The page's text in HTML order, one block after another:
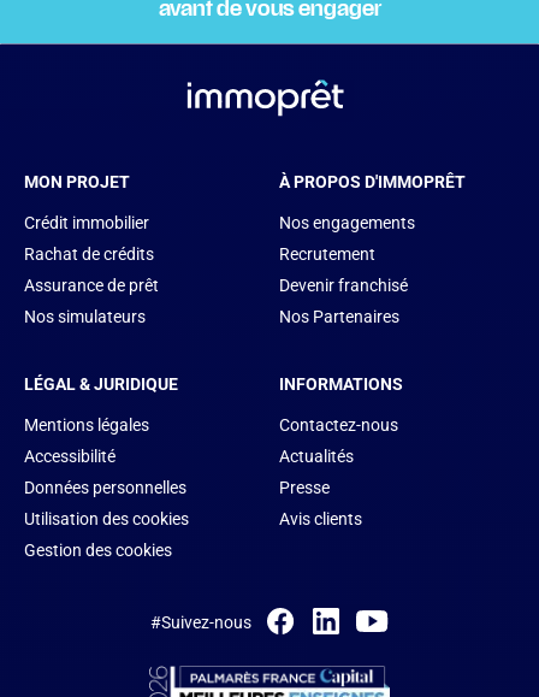
avant de vous engager
MON PROJET
Crédit immobilier
Rachat de crédits
Assurance de prêt
Nos simulateurs
À PROPOS D'IMMOPRÊT
Nos engagements
Recrutement
Devenir franchisé
Nos Partenaires
LÉGAL & JURIDIQUE
Mentions légales
Accessibilité
Données personnelles
Utilisation des cookies
Gestion des cookies
INFORMATIONS
Contactez-nous
Actualités
Presse
Avis clients
#Suivez-nous